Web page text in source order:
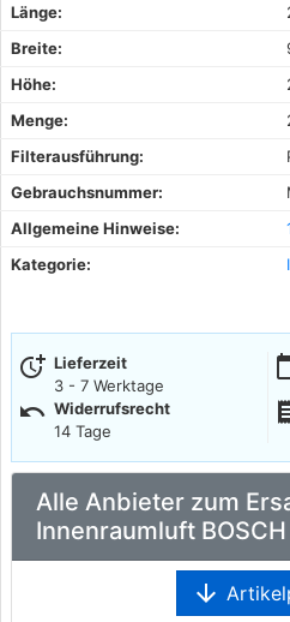
Länge:
Breite:
Höhe:
Menge:
Filterausführung:
Gebrauchsnummer:
Allgemeine Hinweise:
Kategorie:
more_time Lieferzeit
3 - 7 Werktage
undo Widerrufsrecht
14 Tage
Alle Anbieter zum
Innenraumluft
arrow_downward